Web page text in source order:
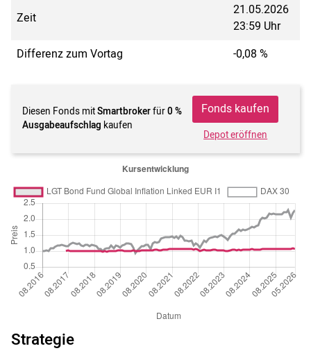
Zeit
21.05.2026
23:59 Uhr
Differenz zum Vortag
-0,08 %
Diesen Fonds mitSmartbrokerfür0 %
Ausgabeaufschlag kaufen
Fonds kaufen
Depot eröffnen
Strategie